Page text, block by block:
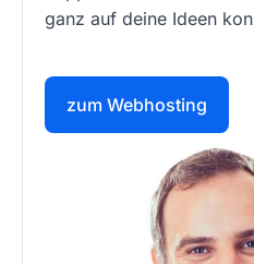
ganz auf deine Ideen
zum Webhosting